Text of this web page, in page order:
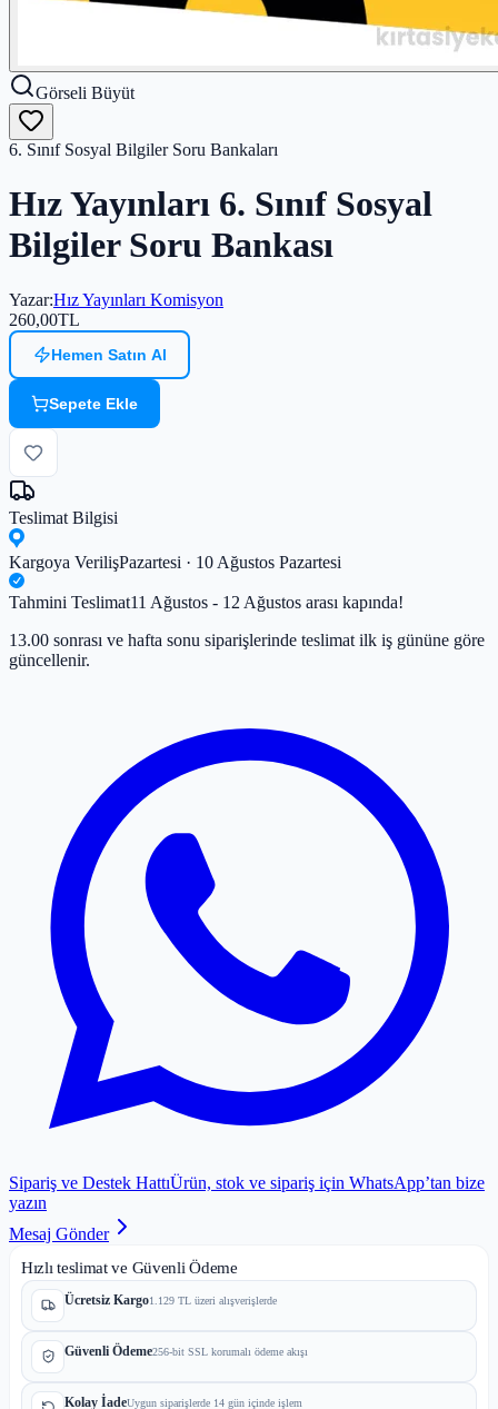
Görseli Büyüt
6. Sınıf Sosyal Bilgiler Soru Bankaları
Hız Yayınları 6. Sınıf Sosyal
Bilgiler Soru Bankası
Yazar:Hız Yayınları Komisyon
260,00TL
Hemen Satın Al
Sepete Ekle
Teslimat Bilgisi
Kargoya VerilişPazartesi · 10 Ağustos Pazartesi
Tahmini Teslimat11 Ağustos - 12 Ağustos arası kapında!
13.00 sonrası ve hafta sonu siparişlerinde teslimat ilk iş gününe göre
güncellenir.
Sipariş ve Destek HattıÜrün, stok ve sipariş için WhatsApp’tan bize
yazın
Mesaj Gönder
Hızlı teslimat ve Güvenli Ödeme
Ücretsiz Kargo1.129 TL üzeri alışverişlerde
Güvenli Ödeme256-bit SSL korumalı ödeme akışı
Kolay İadeUygun siparişlerde 14 gün içinde işlem